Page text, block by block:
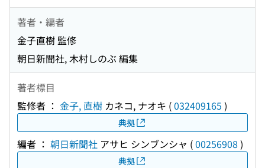
著者・編者
金子直樹 監修
朝日新聞社, 木村しのぶ 編集
著者標目
監修者 ： 金子, 直樹 カネコ, ナオキ (032409165 )
典拠
編者 ： 朝日新聞社 アサヒ シンブンシャ (00256908 )
典拠